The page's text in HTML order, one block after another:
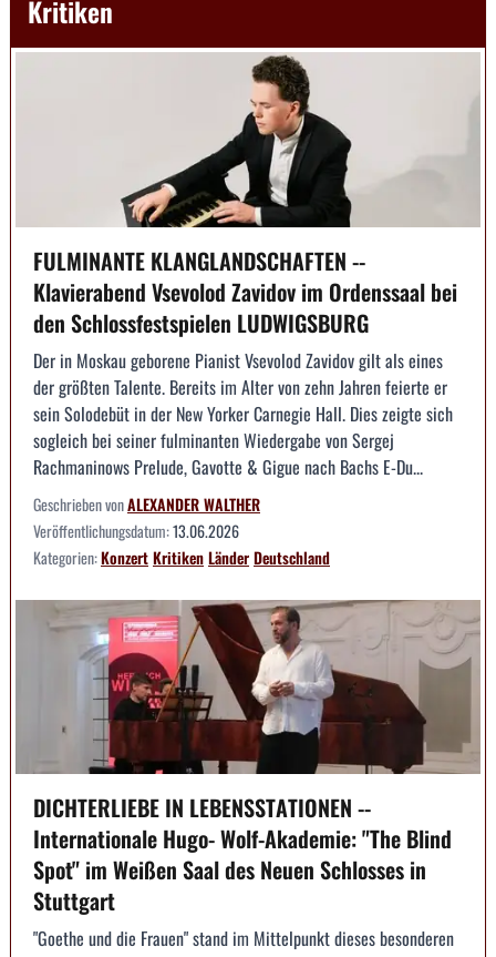
Kritiken
FULMINANTE KLANGLANDSCHAFTEN --
Klavierabend Vsevolod Zavidov im Ordenssaal bei
den Schlossfestspielen LUDWIGSBURG
Der in Moskau geborene Pianist Vsevolod Zavidov gilt als eines
der größten Talente. Bereits im Alter von zehn Jahren feierte er
sein Solodebüt in der New Yorker Carnegie Hall. Dies zeigte sich
sogleich bei seiner fulminanten Wiedergabe von Sergej
Rachmaninows Prelude, Gavotte & Gigue nach Bachs E-Du...
Geschrieben vonALEXANDER WALTHER
Veröffentlichungsdatum:13.06.2026
Kategorien:KonzertKritikenLänderDeutschland
DICHTERLIEBE IN LEBENSSTATIONEN --
Internationale Hugo- Wolf-Akademie: "The Blind
Spot" im Weißen Saal des Neuen Schlosses in
Stuttgart
"Goethe und die Frauen" stand im Mittelpunkt dieses besonderen